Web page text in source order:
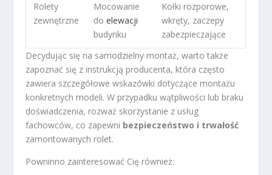
Rolety
zewnętrzne
Mocowanie
doelewacji
budynku
Kołki rozporowe,
wkręty, zaczepy
zabezpieczające
Decydując się na samodzielny montaż, warto także
zapoznać się z instrukcją producenta, która często
zawiera szczegółowe wskazówki dotyczące montażu
konkretnych modeli. W przypadku wątpliwości lub braku
doświadczenia, rozważ skorzystanie z usług
fachowców, co zapewni bezpieczeństwo i trwałość
zamontowanych rolet.
Powninno zainteresować Cię również: